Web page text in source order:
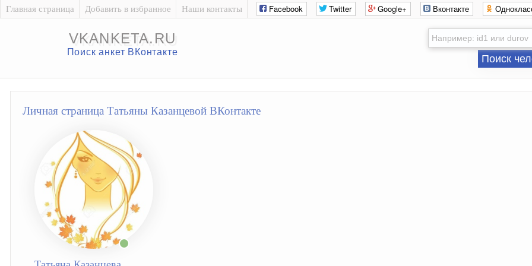
Главная страница Добавить в избранное Наши контакты Facebook Twitter Google+ Вконтакте
VKANKETA.RU
Поиск анкет ВКонтакте
Поиск
Личная страница Татьяны Казанцевой ВКонтакте